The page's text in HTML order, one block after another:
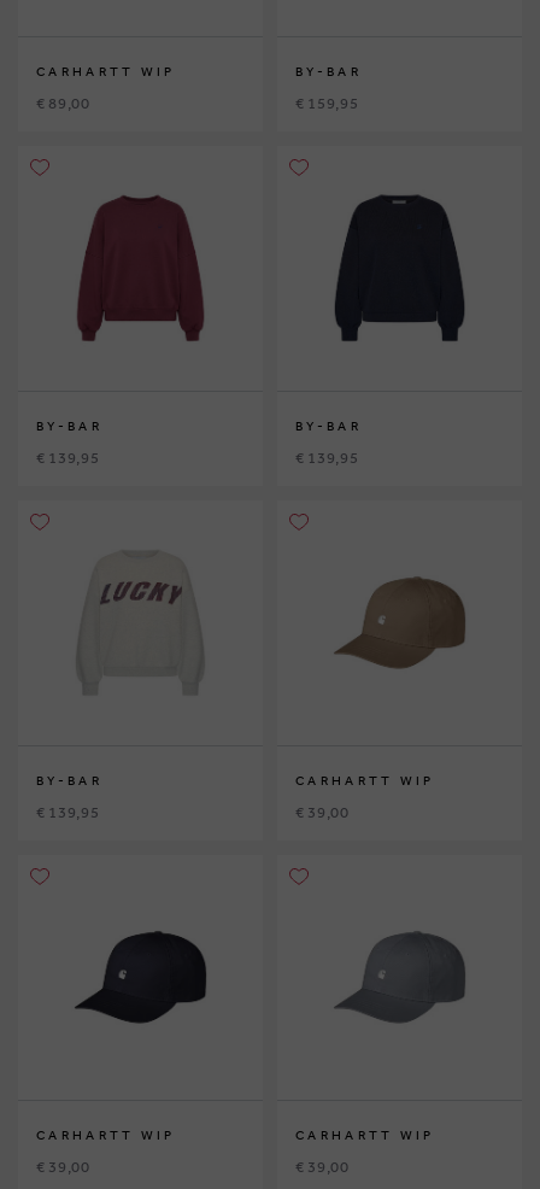
CARHARTT WIP
€ 89,00
BY-BAR
€ 159,95
BY-BAR
€ 139,95
BY-BAR
€ 139,95
BY-BAR
€ 139,95
CARHARTT WIP
€ 39,00
CARHARTT WIP
€ 39,00
CARHARTT WIP
€ 39,00